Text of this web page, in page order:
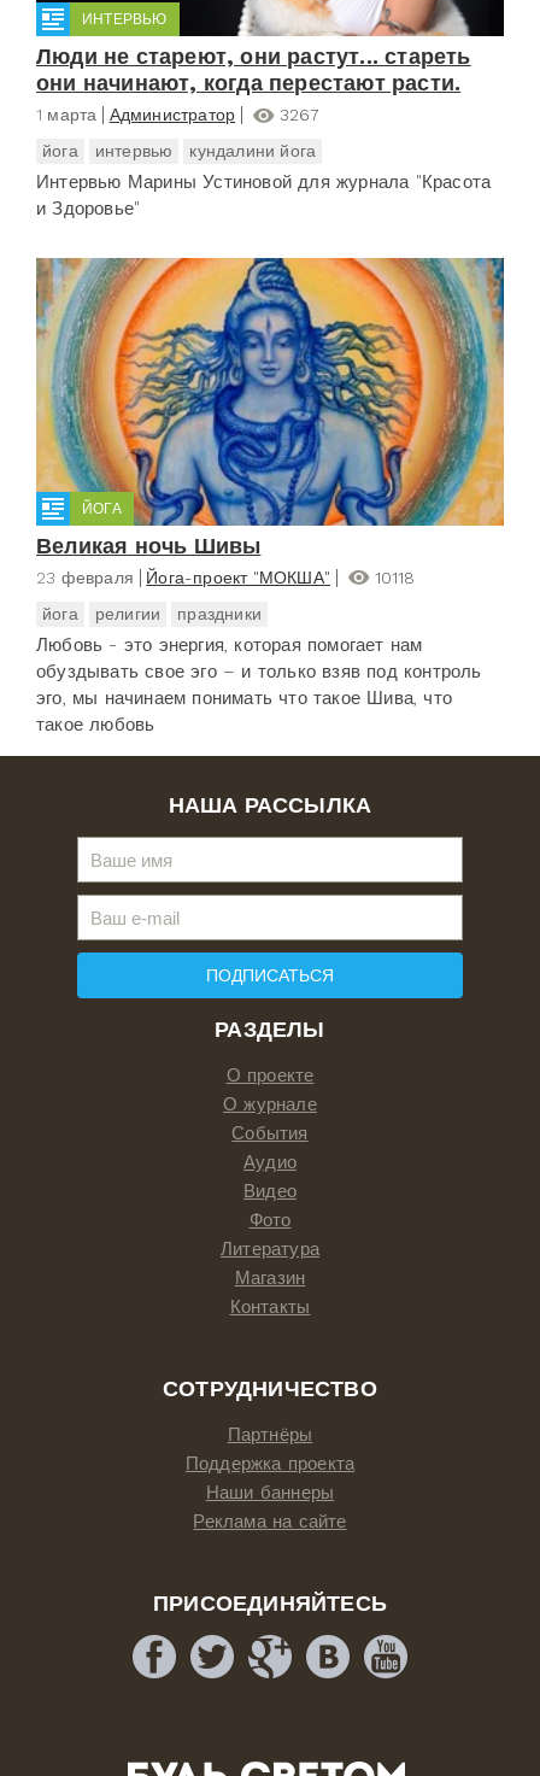
ИНТЕРВЬЮ
Люди не стареют, они растут... стареть
они начинают, когда перестают расти.
1 марта Администратор
3267
йога
интервью кундалини йога
Интервью Марины Устиновой для журнала "Красота
и Здоровье"
ЙОГА
Великая ночь Шивы
23 февраля Йога-проект "МОКША"
10118
йога
религии праздники
Любовь - это энергия, которая помогает нам
обуздывать свое эго – и только взяв под контроль
эго, мы начинаем понимать что такое Шива, что
такое любовь
РАЗДЕЛЫ
О проекте
О журнале
События
Аудио
Видео
Фото
Литература
Магазин
Контакты
СОТРУДНИЧЕСТВО
Партнёры
Поддержка проекта
Наши баннеры
Реклама на сайте
ПРИСОЕДИНЯЙТЕСЬ
НАША РАССЫЛКА
ПОДПИСАТЬСЯ